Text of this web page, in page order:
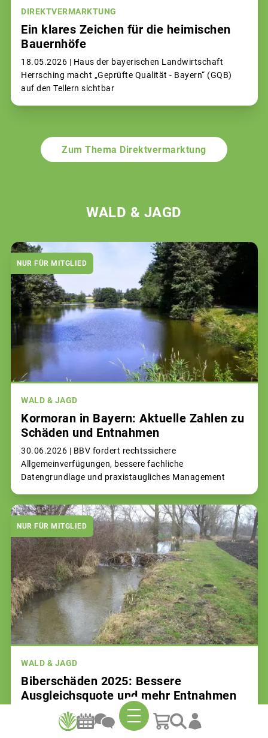
DIREKTVERMARKTUNG
Ein klares Zeichen für die heimischen
Bauernhöfe
18.05.2026 | Haus der bayerischen Landwirtschaft
Herrsching macht „Geprüfte Qualität - Bayern“ (GQB)
auf den Tellern sichtbar
Zum Thema Direktvermarktung
WALD & JAGD
NUR FÜR MITGLIED
WALD & JAGD
Kormoran in Bayern: Aktuelle Zahlen zu
Schäden und Entnahmen
30.06.2026 | BBV fordert rechtssichere
Allgemeinverfügungen, bessere fachliche
Datengrundlage und praxistaugliches Management
NUR FÜR MITGLIED
WALD & JAGD
Biberschäden 2025: Bessere
Ausgleichsquote und mehr Entnahmen
29.06.2026 |Aktuelle Zahlen zum Bibermanagement in
Bayern vorgestellt